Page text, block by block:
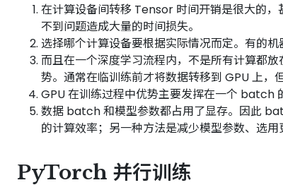
在计算设备间转移 Tensor 时间开销是很大的
不到问题造成大量的时间损失。
选择哪个计算设备要根据实际情况而定。有的机
而且在一个深度学习流程内，不是所有计算都
势。通常在临训练前才将数据转移到 GPU 上，
GPU 在训练过程中优势主要发挥在一个 batch
数据 batch 和模型参数都占用了显存。因此
的计算效率；另一种方法是减少模型参数、选用
PyTorch 并行训练